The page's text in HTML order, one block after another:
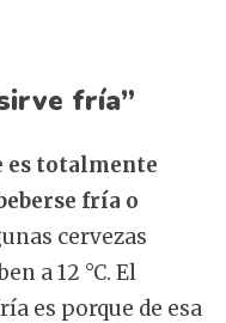
fría”
es totalmente
fría o
cervezas
a 12 °C. El
es porque de esa